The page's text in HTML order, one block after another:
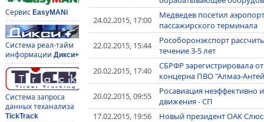
Сервис EasyMANi
Система реал-тайм
информации Дикси+
Система запроса
данных теханализа
TickTrack
24.02.2015, 17:00
Медведев посетил
пассажирского терминала
22.02.2015, 15:44
Рособоронэкспорт
течение 3-5 лет
20.02.2015, 17:40
СБРФР зарегистрировала
концерна ПВО "Алмаз-
20.02.2015, 09:55
Росавиация неэффективно
движения - СП
17.02.2015, 19:56
Новый президент ОАК